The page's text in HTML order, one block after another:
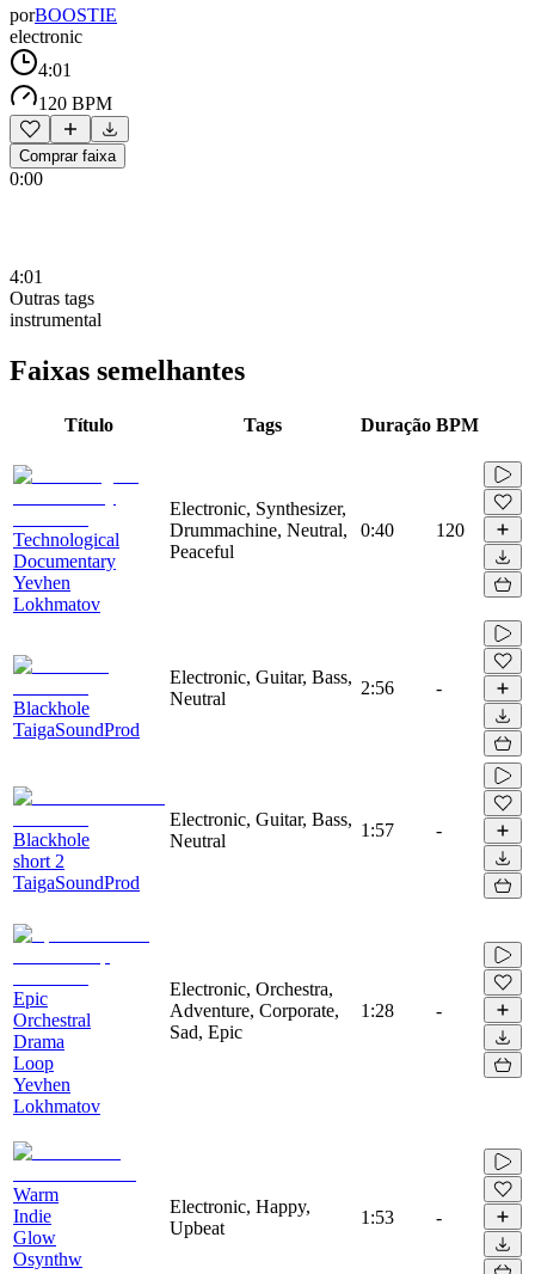
porBOOSTIE
electronic
4:01
120 BPM
Comprar faixa
0:00
4:01
Outras tags
instrumental
Faixas semelhantes
Título Tags Duração BPM
Technological
Documentary
Yevhen
Lokhmatov
Electronic, Synthesizer,
Drummachine, Neutral,
Peaceful
0:40 120
Blackhole
TaigaSoundProd
Electronic, Guitar, Bass,
Neutral
2:56 -
Blackhole
short 2
TaigaSoundProd
Electronic, Guitar, Bass,
Neutral
1:57 -
Epic
Orchestral
Drama
Loop
Yevhen
Lokhmatov
Electronic, Orchestra,
Adventure, Corporate,
Sad, Epic
1:28 -
Warm
Indie
Glow
Osynthw
Electronic, Happy,
Upbeat
1:53 -